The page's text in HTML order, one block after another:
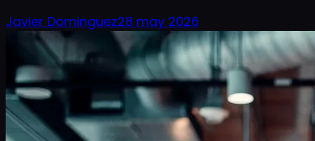
Javier Dominguez28 may 2026